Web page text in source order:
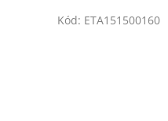
Kód: ETA151500160